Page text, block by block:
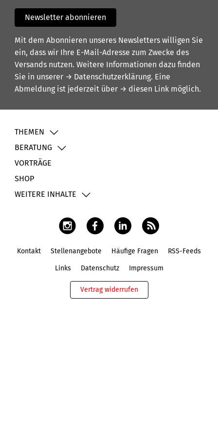
Newsletter abonnieren
Mit dem Abonnieren unseres Newsletters willigen Sie
ein, dass wir Ihre E-Mail-Adresse zum Zwecke des
Versands nutzen. Weitere Informationen dazu finden
Sie in unserer → Datenschutzerklärung. Eine
Abmeldung ist jederzeit über → diesen Link möglich.
THEMEN
BERATUNG
VORTRÄGE
SHOP
WEITERE INHALTE
Kontakt Stellenangebote Häufige Fragen RSS-Feeds
Links Datenschutz Impressum
Vertrag widerrufen